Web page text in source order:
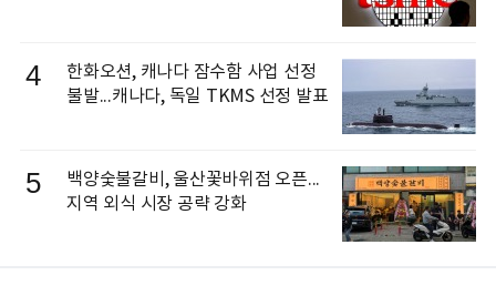
4
한화오션, 캐나다 잠수함 사업 선정
불발...캐나다, 독일 TKMS 선정 발표
5
백양숯불갈비, 울산꽃바위점 오픈...
지역 외식 시장 공략 강화